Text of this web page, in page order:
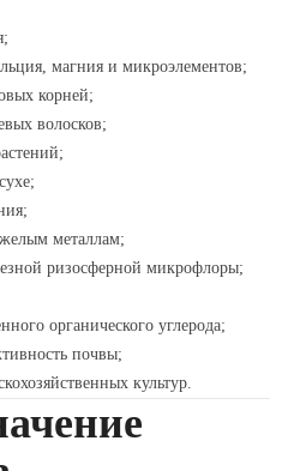
магния и микроэлементов;
корней;
волосков;
металлам;
ризосферной микрофлоры;
органического углерода;
почвы;
культур.